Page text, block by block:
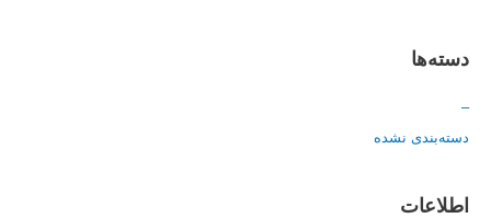
دسته‌ها
–
دسته‌بندی نشده
اطلاعات